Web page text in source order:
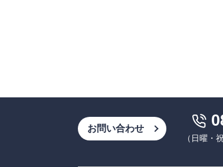
お問い合わせ
（日曜・